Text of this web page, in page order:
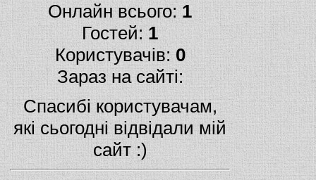
Онлайн всього:1
Гостей:1
Користувачів:0
Зараз на сайті:
Спасибі користувачам,
які сьогодні відвідали мій
сайт :)